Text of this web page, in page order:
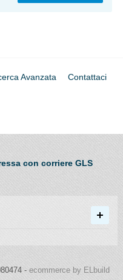
Avanzata Contattaci
con corriere GLS
-ecommerce by ELbuild